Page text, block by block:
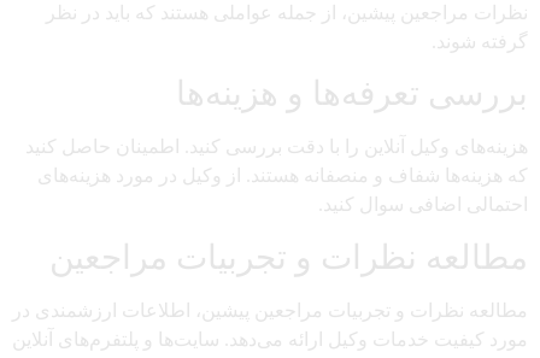
نظرات مراجعین پیشین، از جمله عواملی هستند که باید در نظر
گرفته شوند.
بررسی تعرفه‌ها و هزینه‌ها
هزینه‌های وکیل آنلاین را با دقت بررسی کنید. اطمینان حاصل کنید
که هزینه‌ها شفاف و منصفانه هستند. از وکیل در مورد هزینه‌های
احتمالی اضافی سوال کنید.
مطالعه نظرات و تجربیات مراجعین
مطالعه نظرات و تجربیات مراجعین پیشین، اطلاعات ارزشمندی در
مورد کیفیت خدمات وکیل ارائه می‌دهد. سایت‌ها و پلتفرم‌های آنلاین